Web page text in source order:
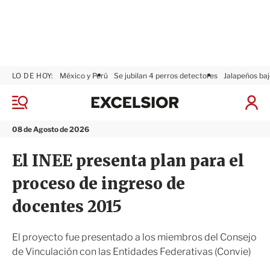
M
n
08 de Agosto de 2026
LO DE HOY: México y Perú Se jubilan 4 perros detectores Jalapeños
I
ó
n
x
i
r
El INEE presenta plan para el
proceso de ingreso de
docentes 2015
El proyecto fue presentado a los miembros del Consejo
de Vinculación con las Entidades Federativas (Convie)